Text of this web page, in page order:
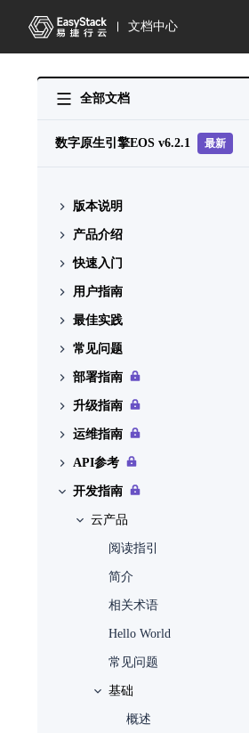
文档中心
全部文档
数字原生引擎EOS v6.2.1 最新
版本说明
版本说明书
产品介绍
什么是数字原生引擎 EOS
产品组成
快速入门
初始化部署场景
操作指引
前置条件准备
部署EOS
配置产品与服务
配置身份与访问
配置资源配额
升级场景
升级云平台
升级云产品
用户指南
身份与访问管理
配置说明
基本概念
权限说明
配置指导
部门
项目
用户
用户组
角色
策略
应用身份管理
OAuth 授权管理
产品与服务管理
配置说明
基本概念
权限说明
配置指导
云产品
已购买云产品
快捷访问
平台基础配置
配置说明
权限说明
配置指导
平台和云产品升级
运维配置
安全配置
告警通知配置
个性外观
主机高可用配置
配置说明
权限说明
配置指导
主机高可用配置
自动化中心
配置说明
基本概念
使用限制
权限说明
配置指导
云环境信息
节点信息
许可信息
环境配置
存储配置
高级配置
平台升级
配置说明
使用限制
权限说明
配置指导
平台升级
配额管理
配置说明
基本概念
权限说明
配置指导
配额管理
主机高可用记录
配置说明
权限说明
配置指导
主机高可用记录
最佳实践
启用虚拟MFA安全校验
常见问题
在云平台升级后自定义视图丢
失，如何排查解决？
云平台运行过程中，系统日志
如何排查解决？
产品许可是否会过期，过期如
可处理？
如何登录IPMI Web页面
如何修改IPMI用户信息
如何远程连接IPMI查看节点电
源状态
如何更换系统盘
如何更换缓存盘
如何更换数据盘
部署指南
部署边界
部署形态
兼容性列表
安装部署手册
升级指南
示例
运维指南
运维指南模板
API参考
API简介
调用方式
配额管理
身份认证
发布记录
开发指南
云产品
阅读指引
简介
相关术语
Hello World
常见问题
基础
概述